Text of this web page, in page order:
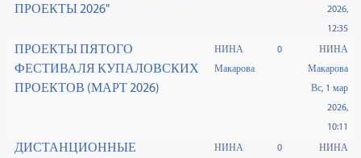
ПРОЕКТЫ 2026"
2026,
12:35
ПРОЕКТЫ ПЯТОГО
ФЕСТИВАЛЯ КУПАЛОВСКИХ
ПРОЕКТОВ (МАРТ 2026)
НИНА
Макарова
0
НИНА
Макарова
Вс, 1 мар
2026,
10:11
ДИСТАНЦИОННЫЕ
НИНА
0
НИНА